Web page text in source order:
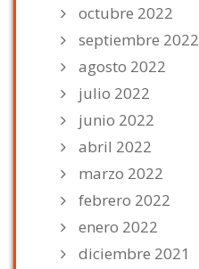
octubre 2022
septiembre 2022
agosto 2022
julio 2022
junio 2022
abril 2022
marzo 2022
febrero 2022
enero 2022
diciembre 2021